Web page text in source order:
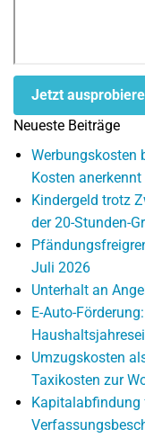
Jetzt
Neueste Beiträge
Werbungskosten
Kosten anerkennt
Kindergeld trotz
der 20-Stunden-
Juli 2026
Unterhalt an
E-Auto-
Umzugskosten
Taxikosten zur
Kapitalabfindung